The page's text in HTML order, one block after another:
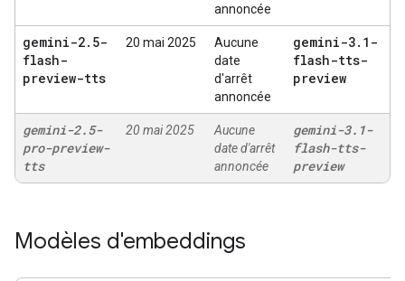
annoncée
gemini-2. 5-
flash-
preview-tts
20 mai 2025
Aucune
date
d'arrêt
annoncée
gemini-3. 1-
flash-tts-
preview
gemini-2.5-
pro-preview-
tts
20 mai 2025
Aucune
date d'arrêt
annoncée
gemini-3. 1-
flash-tts-
preview
Modèles d'embeddings